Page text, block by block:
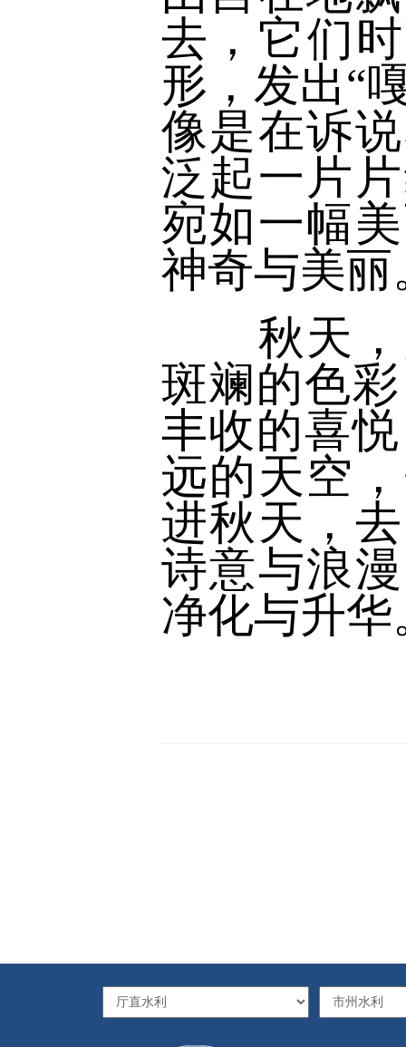
去，它们
形，发出“
像是在诉
泛起一片
宛如一幅
神奇与美丽
秋天，
斑斓的色
丰收的喜
远的天空
进秋天，
诗意与浪
净化与升华